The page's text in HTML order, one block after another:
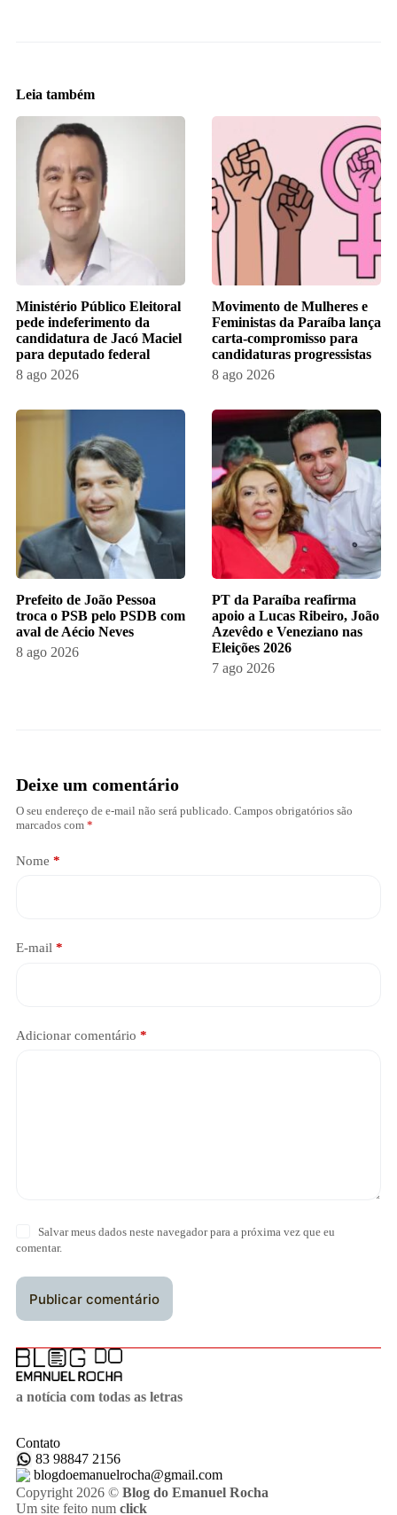
Leia também
Ministério Público Eleitoral
pede indeferimento da
candidatura de Jacó Maciel
para deputado federal
8 ago 2026
Movimento de Mulheres e
Feministas da Paraíba lança
carta-compromisso para
candidaturas progressistas
8 ago 2026
Prefeito de João Pessoa
troca o PSB pelo PSDB com
aval de Aécio Neves
8 ago 2026
PT da Paraíba reafirma
apoio a Lucas Ribeiro, João
Azevêdo e Veneziano nas
Eleições 2026
7 ago 2026
Deixe um comentário
O seu endereço de e-mail não será publicado. Campos obrigatórios são
marcados com *
Nome *
E-mail *
Adicionar comentário *
Salvar meus dados neste navegador para a próxima vez que eu
comentar.
Publicar comentário
a notícia com todas as letras
Contato
83 98847 2156
blogdoemanuelrocha@gmail.com
Copyright 2026 © Blog do Emanuel Rocha
Um site feito num click